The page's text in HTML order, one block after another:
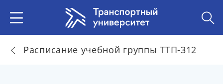
Расписание учебной группы ТТП-312